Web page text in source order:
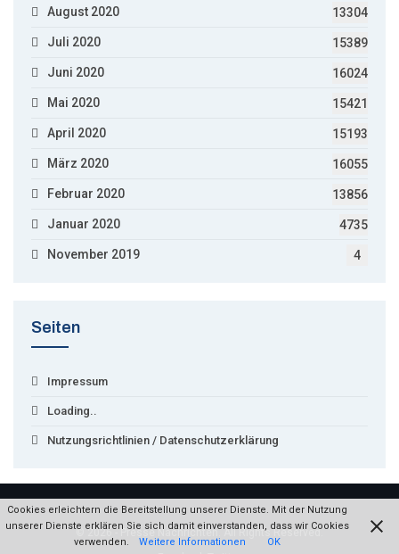
August 2020 13304
Juli 2020 15389
Juni 2020 16024
Mai 2020 15421
April 2020 15193
März 2020 16055
Februar 2020 13856
Januar 2020 4735
November 2019 4
Seiten
Impressum
Loading..
Nutzungsrichtlinien / Datenschutzerklärung
© 2026 - Presse Nachrichten. All Rights Reserved.
Cookies erleichtern die Bereitstellung unserer Dienste. Mit der Nutzung
unserer Dienste erklären Sie sich damit einverstanden, dass wir Cookies
verwenden.
Weitere Informationen OK